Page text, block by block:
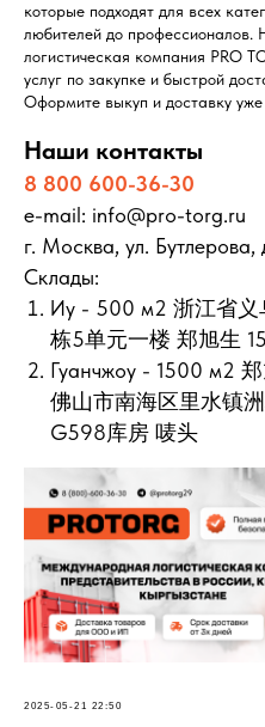
которые подходят для всех
любителей до
логистическая компания PRO
услуг по закупке и быстрой
Оформите выкуп и доставку уже
Наши контакты
8 800 600-36-30
e-mail: info@pro-torg.ru
г. Москва, ул.
Склады:
Иу - 500 м2 浙江省义
栋5单元一楼 郑旭生
Гуанчжоу - 1500 м2
佛山市南海区里水镇
G598库房 唛头
2025-05-21 22:50